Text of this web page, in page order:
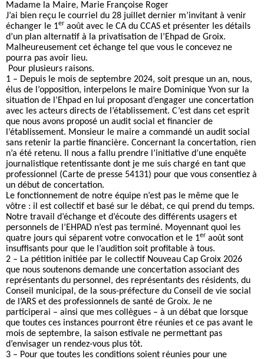
Madame la Maire, Marie Françoise Roger
J’ai bien reçu le courriel du 28 juillet dernier m’invitant à venir
échanger le 1er août avec le CA du CCAS et présenter les détails
d’un plan alternatif à la privatisation de l’Ehpad de Groix.
Malheureusement cet échange tel que vous le concevez ne
pourra pas avoir lieu.
Pour plusieurs raisons.
1 – Depuis le mois de septembre 2024, soit presque un an, nous,
élus de l’opposition, interpelons le maire Dominique Yvon sur la
situation de l’Ehpad en lui proposant d’engager une concertation
avec les acteurs directs de l’établissement. C’est dans cet esprit
que nous avons proposé un audit social et financier de
l’établissement. Monsieur le maire a commandé un audit social
sans retenir la partie financière. Concernant la concertation, rien
n’a été retenu. Il nous a fallu prendre l’initiative d’une enquête
journalistique retentissante dont je me suis chargé en tant que
professionnel (Carte de presse 54131) pour que vous consentiez à
un début de concertation.
Le fonctionnement de notre équipe n’est pas le même que le
vôtre : il est collectif et basé sur le débat, ce qui prend du temps.
Notre travail d’échange et d’écoute des différents usagers et
personnels de l’EHPAD n’est pas terminé. Moyennant quoi les
quatre jours qui séparent votre convocation et le 1er août sont
insuffisants pour que le l’audition soit profitable à tous.
2 – La pétition initiée par le collectif Nouveau Cap Groix 2026
que nous soutenons demande une concertation associant des
représentants du personnel, des représentants des résidents, du
Conseil municipal, de la sous-préfecture du Conseil de vie social
de l’ARS et des professionnels de santé de Groix. Je ne
participerai – ainsi que mes collègues – à un débat que lorsque
que toutes ces instances pourront être réunies et ce pas avant le
mois de septembre, la saison estivale ne permettant pas
d’envisager un rendez-vous plus tôt.
3 – Pour que toutes les conditions soient réunies pour une